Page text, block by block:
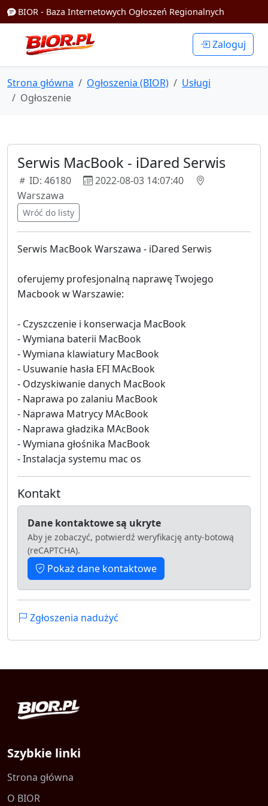
BIOR - Baza Internetowych Ogłoszeń Regionalnych
Zaloguj
Strona główna Ogłoszenia (BIOR)
Usługi
Ogłoszenie
Serwis MacBook - iDared Serwis
ID: 46180
2022-08-03 14:07:40
Warszawa
Wróć do listy
Serwis MacBook Warszawa - iDared Serwis
oferujemy profesjonalną naprawę Twojego
Macbook w Warszawie:
- Czyszczenie i konserwacja MacBook
- Wymiana baterii MacBook
- Wymiana klawiatury MacBook
- Usuwanie hasła EFI MAcBook
- Odzyskiwanie danych MacBook
- Naprawa po zalaniu MacBook
- Naprawa Matrycy MAcBook
- Naprawa gładzika MAcBook
- Wymiana głośnika MacBook
- Instalacja systemu mac os
Kontakt
Dane kontaktowe są ukryte
Aby je zobaczyć, potwierdź weryfikację anty-botową
(reCAPTCHA).
Pokaż dane kontaktowe
Zgłoszenia nadużyć
Szybkie linki
Strona główna
O BIOR